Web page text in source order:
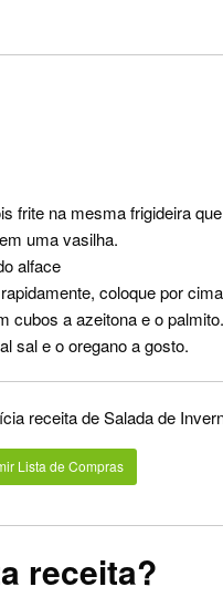
frite na mesma frigideira
uma vasilha.
alface
coloque por
cubos a azeitona e o palmito.
sal e o oregano a gosto.
receita de Salada de
Lista de Compras
receita?